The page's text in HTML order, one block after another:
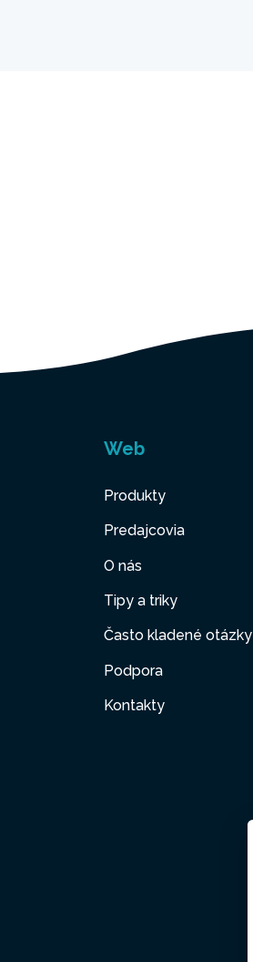
Web
Produkty
Predajcovia
O nás
Tipy a triky
Často kladené otázky
Podpora
Kontakty